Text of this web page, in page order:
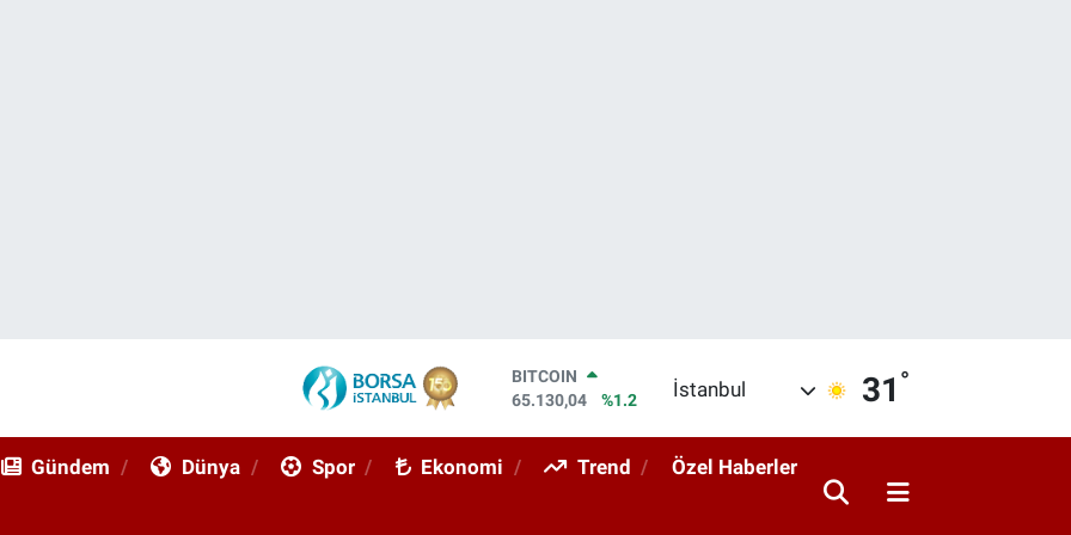
DOLAR
47,7069
%0.17
STERLİN
İstanbul 31 °
Gündem Dünya Spor Ekonomi Trend Özel Haberler